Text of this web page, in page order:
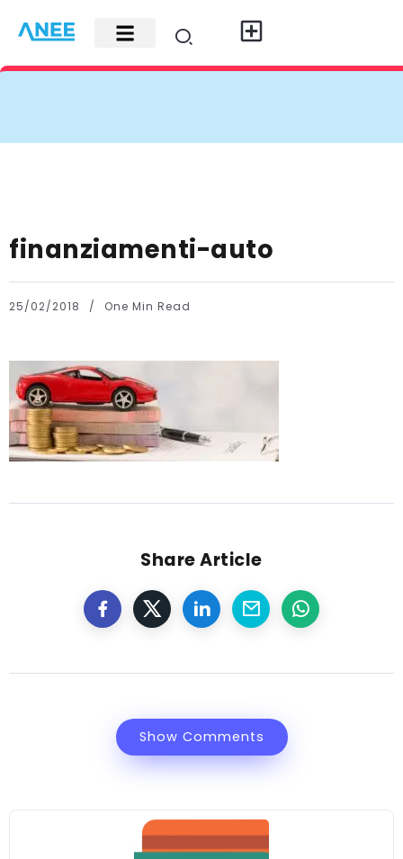
finanziamenti-auto
25/02/2018 One Min Read
Share Article
Show Comments